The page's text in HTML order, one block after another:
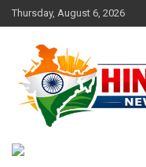
Skip
to
Thursday, August 6, 2026
Hindustan